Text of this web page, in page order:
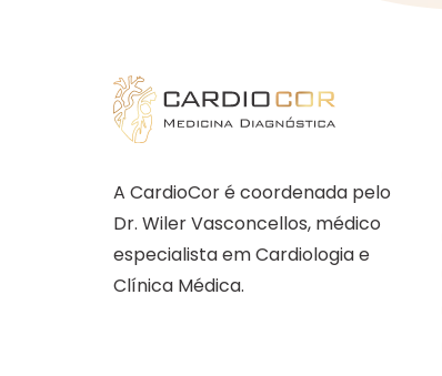
A CardioCor é coordenada pelo
Dr. Wiler Vasconcellos, médico
especialista em Cardiologia e
Clínica Médica.